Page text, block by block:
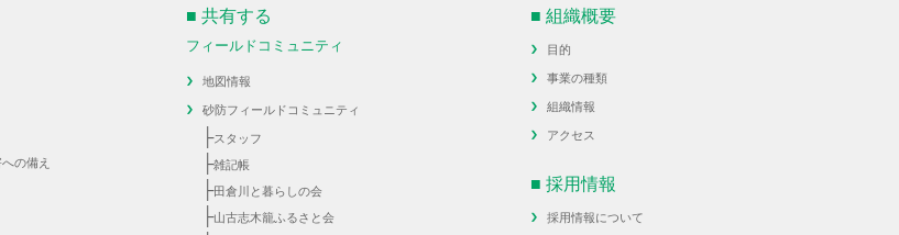
の備え
■ 共有する
フィールドコミュニティ
地図情報
砂防フィールドコミュニティ
├スタッフ
├雑記帳
├田倉川と暮らしの会
├山古志木籠ふるさと会
■ 組織概要
目的
事業の種類
組織情報
アクセス
■ 採用情報
採用情報について